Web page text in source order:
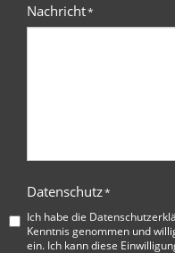
Nachricht*
Datenschutz*
Ich habe die
Kenntnis genommen und
ein. Ich kann diese